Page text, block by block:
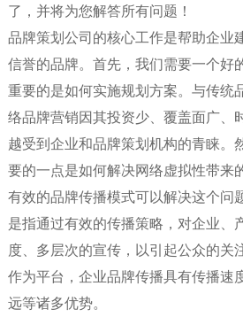
了，并将为您解答所有问题！
品牌策划公司的核心工作是帮助企业
信誉的品牌。首先，我们需要一个好
重要的是如何实施规划方案。与传统
络品牌营销因其投资少、覆盖面广、
越受到企业和品牌策划机构的青睐。
要的一点是如何解决网络虚拟性带来
有效的品牌传播模式可以解决这个问
是指通过有效的传播策略，对企业、
度、多层次的宣传，以引起公众的关
作为平台，企业品牌传播具有传播速
远等诸多优势。